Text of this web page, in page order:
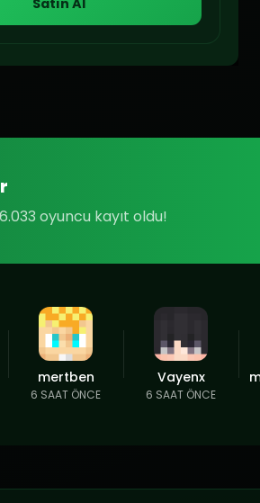
oyuncu kayıt oldu!
mertben
6 SAAT ÖNCE
Vayenx
6 SAAT ÖNCE